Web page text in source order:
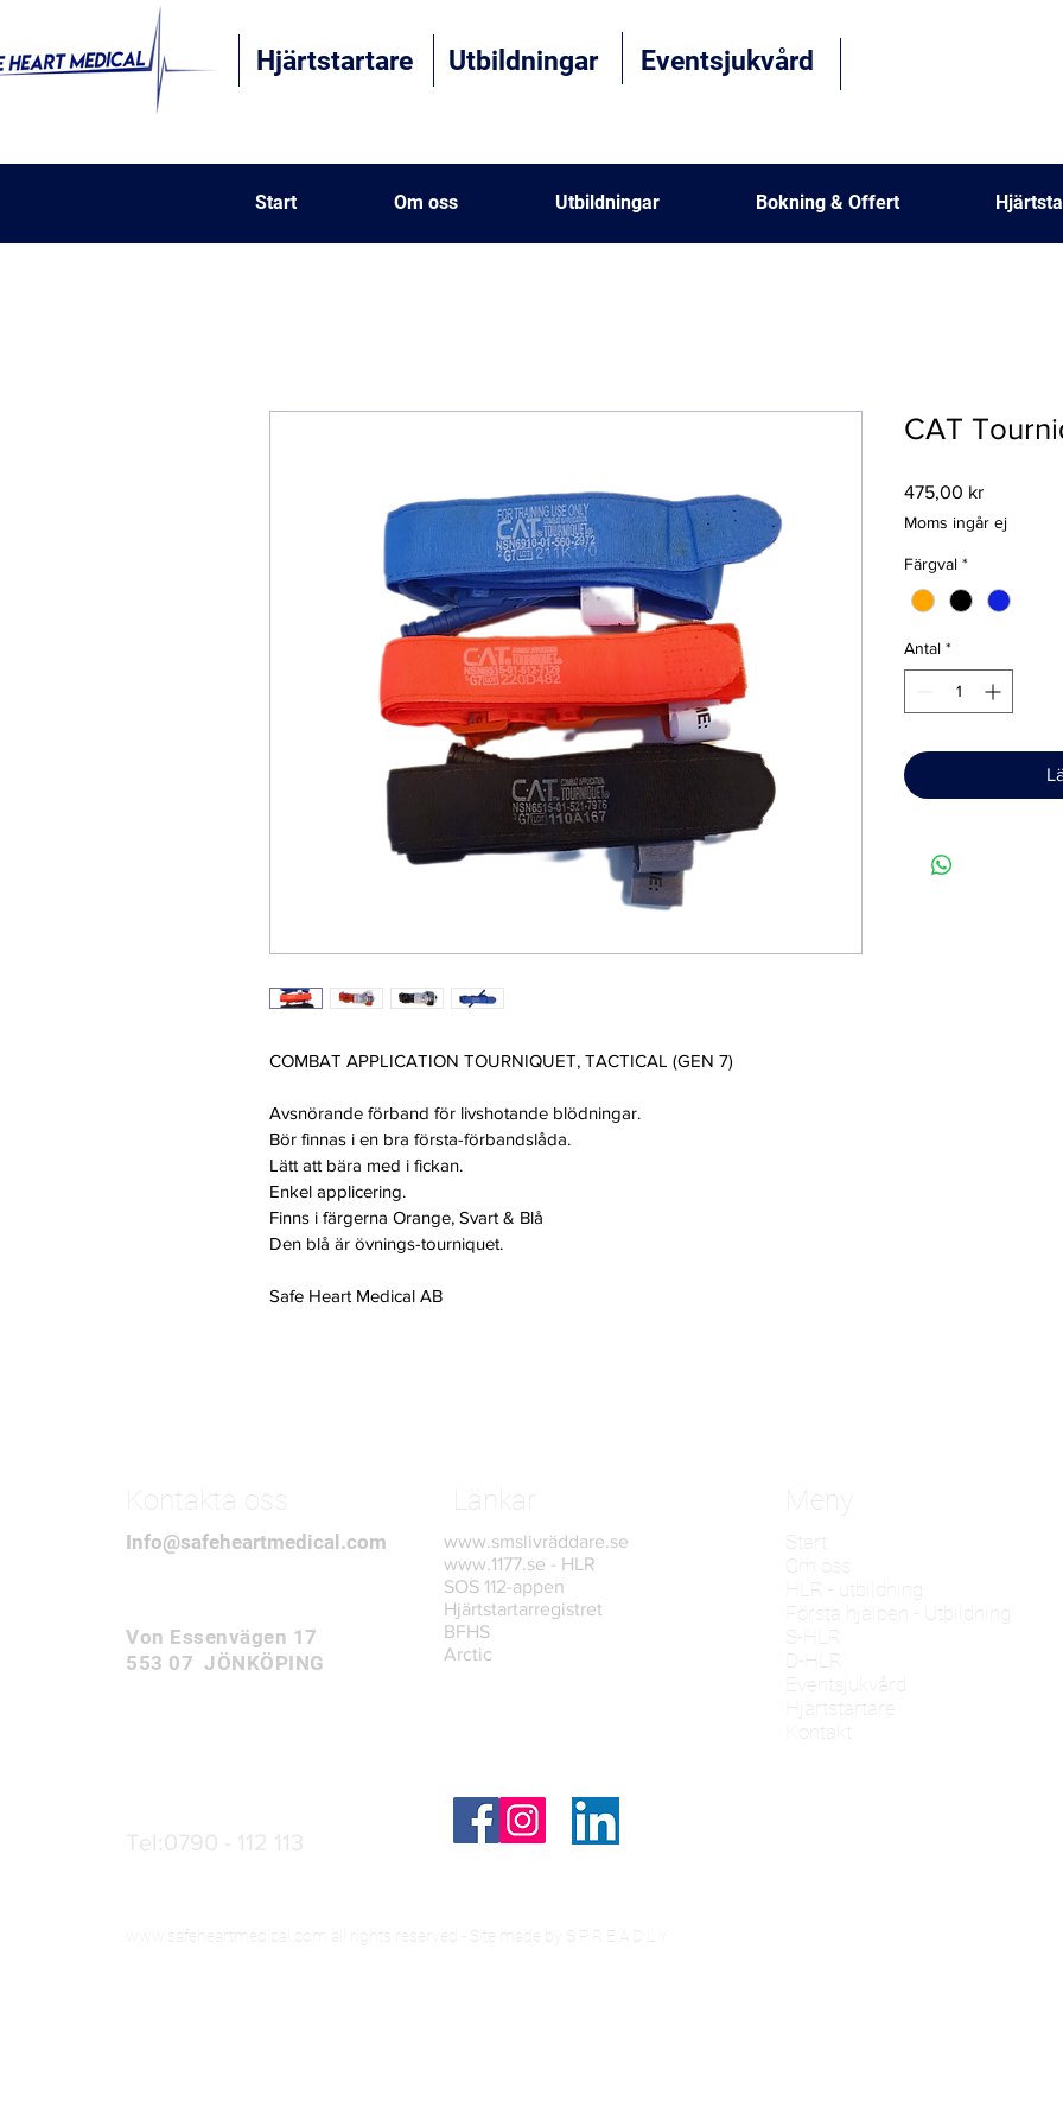
Hjärtstartare Utbildningar Eventsjukvård
COMBAT APPLICATION TOURNIQUET, TACTICAL (GEN 7)
Avsnörande förband för livshotande blödningar.
Bör finnas i en bra första-förbandslåda.
Lätt att bära med i fickan.
Enkel applicering.
Finns i färgerna Orange, Svart & Blå
Den blå är övnings-tourniquet.
Safe Heart Medical AB
CAT
475,00 krPris
Moms ingår ej
Färgval *
Antal *
Start Om oss Utbildningar Bokning & Offert
Kontakta oss
Info@safeheartmedical.com
Von Essenvägen 17
553 07 JÖNKÖPING
Länkar
www.smslivräddare.se
www.1177.se - HLR
SOS 112-appen
Hjärtstartarregistret
BFHS
Arctic
Meny
Start
Om oss
HLR - utbildning
Första hjälpen - Utbildning
S-HLR
D-HLR
Eventsjukvård
Hjärtstartare
Kontakt
Tel:0790 - 112 113
www.safeheartmedical.com all rights reserved - Site made by S P R E A D L Y